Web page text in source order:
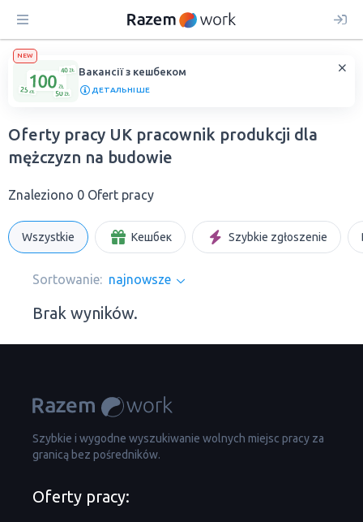
NEW
Вакансії з кешбеком
ДЕТАЛЬНІШЕ
Oferty pracy UK pracownik produkcji dla
mężczyzn na budowie
Znaleziono 0 Ofert pracy
Wszystkie Кешбек Szybkie zgłoszenie
Sortowanie: najnowsze
Brak wyników.
Szybkie i wygodne wyszukiwanie wolnych miejsc pracy za
granicą bez pośredników.
Oferty pracy: